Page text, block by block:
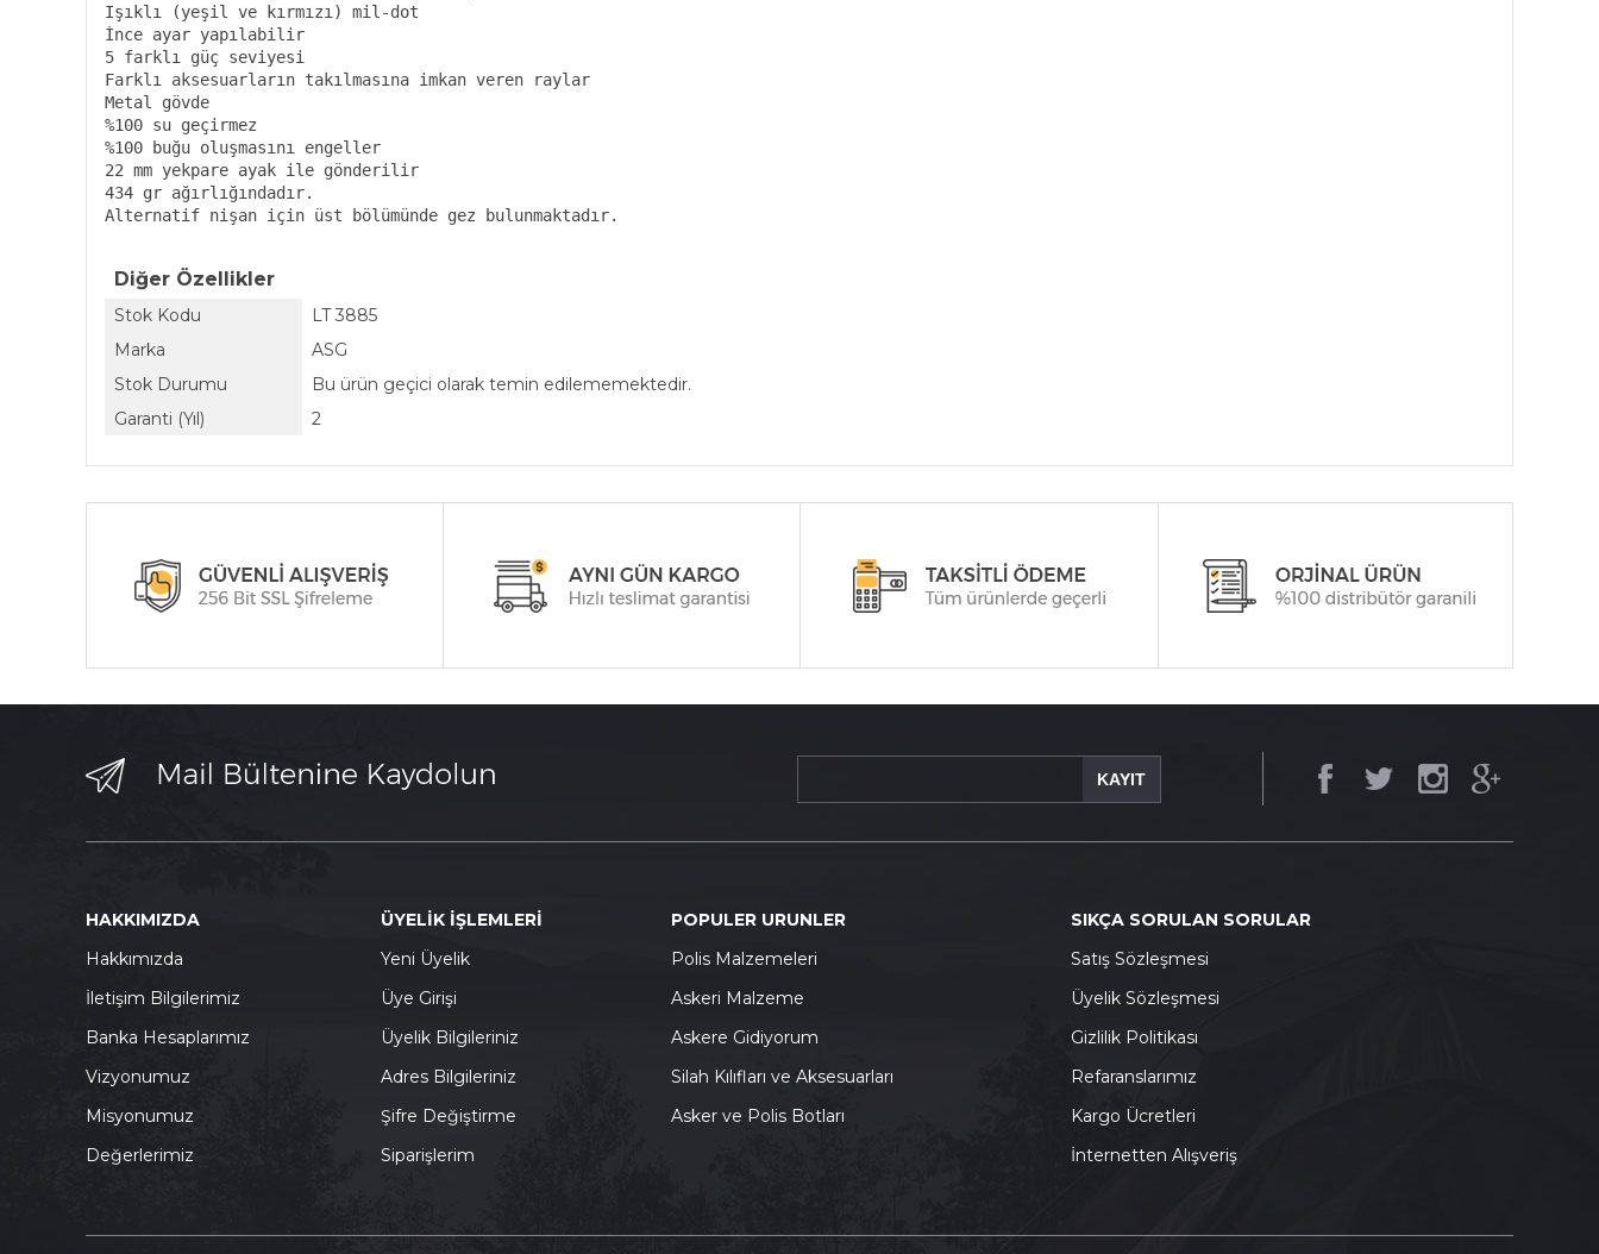
Işıklı (yeşil ve kırmızı) mil-dot
İnce ayar yapılabilir
5 farklı güç seviyesi
Farklı aksesuarların takılmasına imkan veren raylar
Metal gövde
%100 su geçirmez
%100 buğu oluşmasını engeller
22 mm yekpare ayak ile gönderilir
434 gr ağırlığındadır.
Alternatif nişan için üst bölümünde gez bulunmaktadır.
Diğer Özellikler
Stok Kodu
LT 3885
Marka
ASG
Stok Durumu
Bu ürün geçici olarak temin edilememektedir.
Garanti (Yıl)
2
KAYIT
HAKKIMIZDA ÜYELİK İŞLEMLERİ POPULER URUNLER
SIKÇA SORULAN SORULAR
Hakkımızda
Yeni Üyelik Polis Malzemeleri Satış Sözleşmesi
İletişim Bilgilerimiz
Üye Girişi Askeri Malzeme Üyelik Sözleşmesi
Banka Hesaplarımız
Üyelik Bilgileriniz Askere Gidiyorum Gizlilik Politikası
Vizyonumuz
Adres Bilgileriniz Silah Kılıfları ve Aksesuarları
Refaranslarımız
Misyonumuz
Şifre Değiştirme Asker ve Polis Botları Kargo Ücretleri
Değerlerimiz
Siparişlerim İnternetten Alışveriş